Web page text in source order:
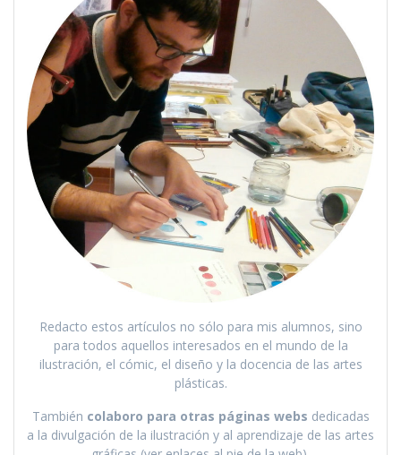
Redacto estos artículos no sólo para mis alumnos, sino
para todos aquellos interesados en el mundo de la
ilustración, el cómic, el diseño y la docencia de las artes
plásticas.
También colaboro para otras páginas webs dedicadas
a la divulgación de la ilustración y al aprendizaje de las artes